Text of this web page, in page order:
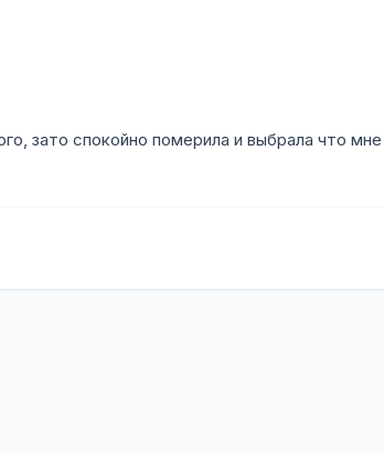
зато спокойно померила и выбрала что